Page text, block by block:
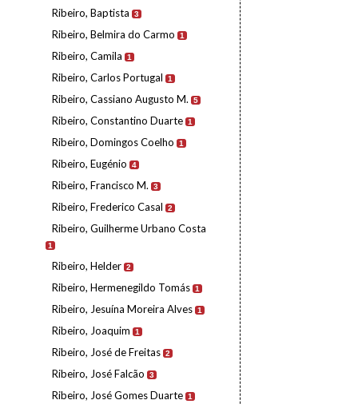
Ribeiro, Baptista 3
Ribeiro, Belmira do Carmo 1
Ribeiro, Camila 1
Ribeiro, Carlos Portugal 1
Ribeiro, Cassiano Augusto M. 5
Ribeiro, Constantino Duarte 1
Ribeiro, Domingos Coelho 1
Ribeiro, Eugénio 4
Ribeiro, Francisco M. 3
Ribeiro, Frederico Casal 2
Ribeiro, Guilherme Urbano Costa
1
Ribeiro, Helder 2
Ribeiro, Hermenegildo Tomás 1
Ribeiro, Jesuína Moreira Alves 1
Ribeiro, Joaquim 1
Ribeiro, José de Freitas 2
Ribeiro, José Falcão 3
Ribeiro, José Gomes Duarte 1